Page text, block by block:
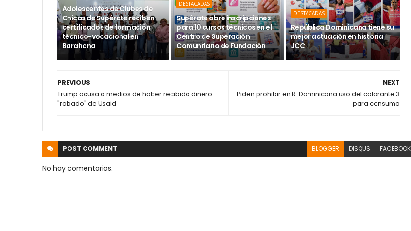
Adolescentes de Clubes de
Chicas de Supérate reciben
certificados de formación
técnico-vocacional en
Barahona
DESTACADAS
Supérate abre inscripciones
para 10 cursos técnicos en el
Centro de Superación
Comunitario de Fundación
DESTACADAS
República Dominicana tiene su
mejor actuación en historia
JCC
NEXT
Piden prohibir en R. Dominicana uso del colorante 3
para consumo
PREVIOUS
Trump acusa a medios de haber recibido dinero
"robado" de Usaid
POST COMMENT BLOGGER DISQUS FACEBOOK
No hay comentarios.